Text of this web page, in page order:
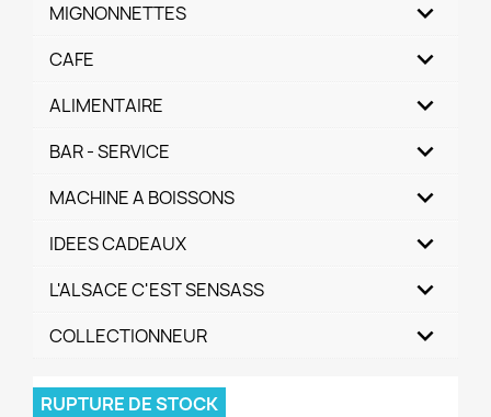
MIGNONNETTES
CAFE
ALIMENTAIRE
BAR - SERVICE
MACHINE A BOISSONS
IDEES CADEAUX
L'ALSACE C'EST SENSASS
COLLECTIONNEUR
RUPTURE DE STOCK